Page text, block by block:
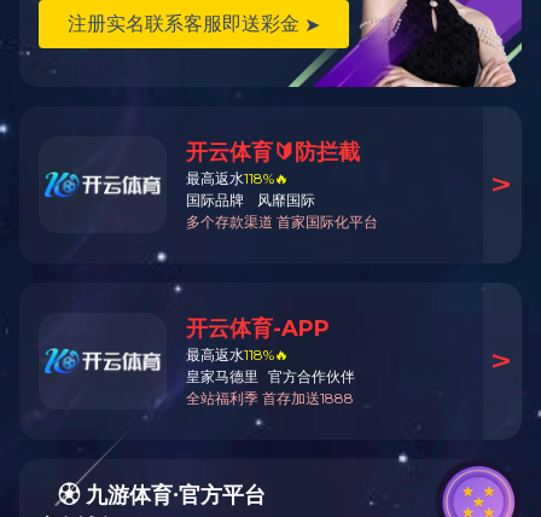
企业优势 公司简介
爱游戏在线登录官网_爱游戏（中国）
1.河南除砂器主要适用于原水、补水的水质处理及控制，
如：油田钻井，非开挖水平定向穿越，煤层气钻井的泥浆净化
旋流分离，河水、井水除砂，洗煤水、工业选矿、固液分离、
液体除气以及非互溶液体的分离等。